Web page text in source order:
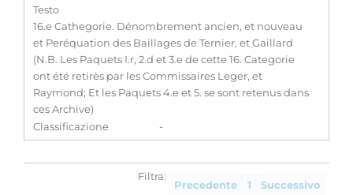
Testo
16.e Cathegorie. Dénombrement ancien, et nouveau
et Peréquation des Baillages de Ternier, et Gaillard
(N.B. Les Paquets I.r, 2.d et 3.e de cette 16. Categorie
ont été retirès par les Commissaires Leger, et
Raymond; Et les Paquets 4.e et 5. se sont retenus dans
ces Archive)
Classificazione
-
Precedente 1 Successivo
Filtra: